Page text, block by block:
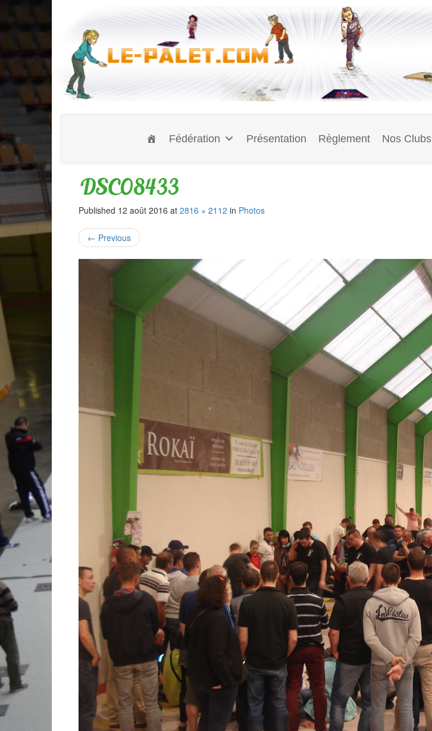
Fédération Présentation Règlement Nos Clubs
DSC08433
Published 12 août 2016 at 2816 × 2112 in Photos
← Previous